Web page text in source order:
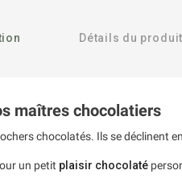
Détails du produit
maîtres chocolatiers
chocolatés. Ils se déclinent
un petit plaisir chocolaté